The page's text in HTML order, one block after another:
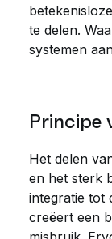
te delen.
systemen
Principe
Het delen
en het sterk
integratie tot
creëert een